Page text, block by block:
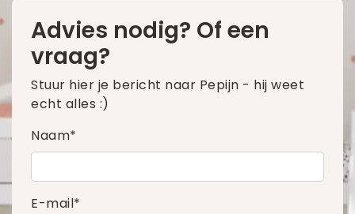
Advies nodig? Of een
vraag?
Stuur hier je bericht naar Pepijn - hij weet
echt alles :)
Naam*
E-mail*